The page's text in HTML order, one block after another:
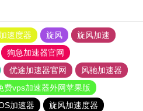
速度器 旋风
旋风加速
狗急加速器官网
优途加速器官网
风驰加速器
费vps加速器外网苹果版
加速器
旋风加速度器